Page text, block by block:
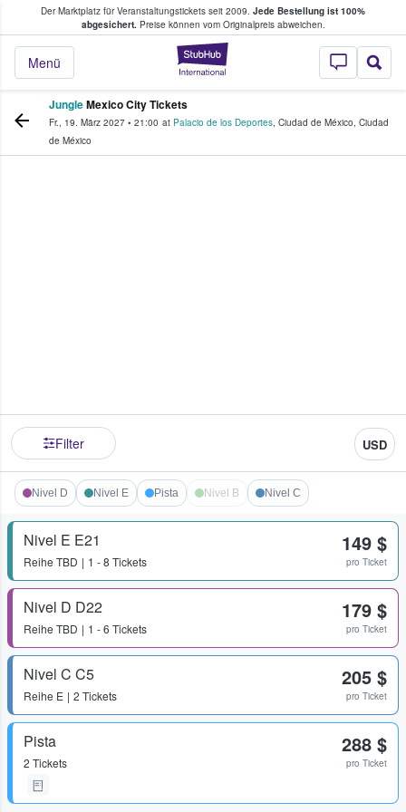
Der Marktplatz für Veranstaltungstickets seit 2009. Jede Bestellung ist 100%
abgesichert.Preise können vom Originalpreis abweichen.
StubHub - Wo
Menü
Tickets kaufen & verkaufen
JungleMexico City Tickets
Fr., 19. März 2027 • 21:00 at Palacio de los Deportes, Ciudad de México, Ciudad
de México
Filter USD
Nivel D Nivel E Pista Nivel B Nivel C
Nivel E E21
Reihe TBD 1 - 8 Tickets
149 $
pro Ticket
Nivel D D22
Reihe TBD 1 - 6 Tickets
179 $
pro Ticket
Nivel C C5
Reihe E 2 Tickets
205 $
pro Ticket
Pista
2 Tickets
288 $
pro Ticket